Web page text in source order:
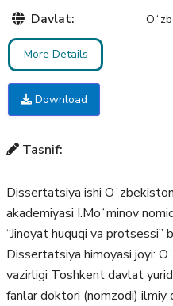
Davlat:
More Details
Download
Tasnif:
Dissertatsiya ishi
akademiyasi I.Moʻminov
“Jinoyat huquqi va protsessi”
Dissertatsiya himoyasi joyi:
vazirligi Toshkent davlat
fanlar doktori (nomzodi) ilmiy